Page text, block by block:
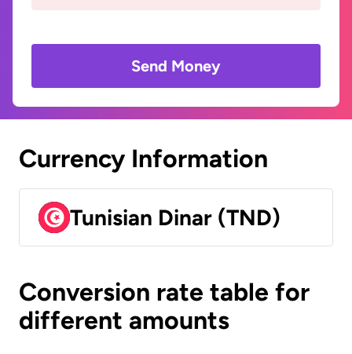
Send Money
Currency Information
Tunisian Dinar (TND)
Conversion rate table for
different amounts